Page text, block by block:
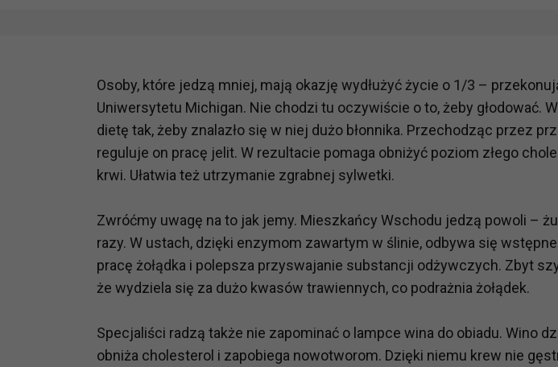
Osoby, które jedzą mniej, mają okazję wydłużyć życie o 1/3 –
Uniwersytetu Michigan. Nie chodzi tu oczywiście o to, żeby głodować.
dietę tak, żeby znalazło się w niej dużo błonnika. Przechodząc przez
reguluje on pracę jelit. W rezultacie pomaga obniżyć poziom złego
krwi. Ułatwia też utrzymanie zgrabnej sylwetki.
Zwróćmy uwagę na to jak jemy. Mieszkańcy Wschodu jedzą powoli –
razy. W ustach, dzięki enzymom zawartym w ślinie, odbywa się
pracę żołądka i polepsza przyswajanie substancji odżywczych. Zbyt
że wydziela się za dużo kwasów trawiennych, co podrażnia żołądek.
Specjaliści radzą także nie zapominać o lampce wina do obiadu. Wino
obniża cholesterol i zapobiega nowotworom. Dzięki niemu krew nie